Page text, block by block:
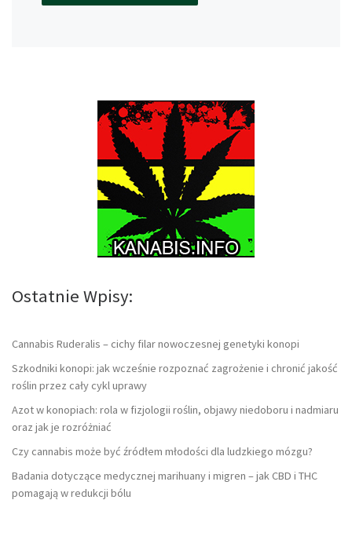
Ostatnie Wpisy:
Cannabis Ruderalis – cichy filar nowoczesnej genetyki konopi
Szkodniki konopi: jak wcześnie rozpoznać zagrożenie i chronić jakość
roślin przez cały cykl uprawy
Azot w konopiach: rola w fizjologii roślin, objawy niedoboru i nadmiaru
oraz jak je rozróżniać
Czy cannabis może być źródłem młodości dla ludzkiego mózgu?
Badania dotyczące medycznej marihuany i migren – jak CBD i THC
pomagają w redukcji bólu